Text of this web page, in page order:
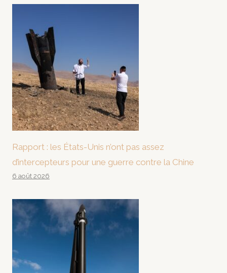
Rapport : les États-Unis n’ont pas assez
d’intercepteurs pour une guerre contre la Chine
6 août 2026